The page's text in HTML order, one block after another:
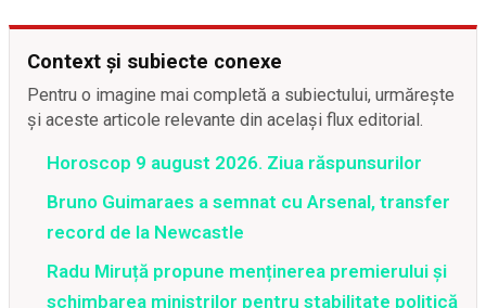
Context și subiecte conexe
Pentru o imagine mai completă a subiectului, urmărește
și aceste articole relevante din același flux editorial.
Horoscop 9 august 2026. Ziua răspunsurilor
Bruno Guimaraes a semnat cu Arsenal, transfer
record de la Newcastle
Radu Miruță propune menținerea premierului și
schimbarea miniștrilor pentru stabilitate politică